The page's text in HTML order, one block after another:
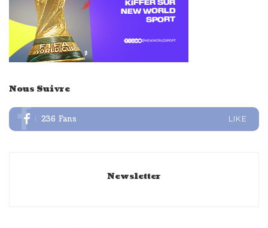
Nous Suivre
236 Fans LIKE
Newsletter